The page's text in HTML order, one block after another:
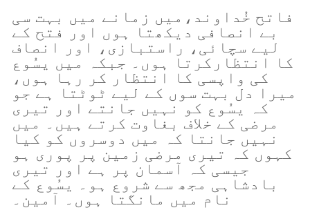
فاتح خُداوند،میں زمانے میں بہت سی
بے انصافی دیکھتا ہوں اور فتح کے
لیے سچائی، راستبازی، اور انصاف
کا انتظارکرتا ہوں۔ جبکہ میں یسُوع
کی واپسی کا انتظار کر رہا ہوں،
میرا دل بہت سوں کے لیے ٹوٹتا ہے جو
کہ یسُوع کو نہیں جانتے اور تیری
مرضی کے خلاف بغاوت کرتے ہیں۔ میں
نہیں جانتا کہ میں دوسروں کو کیا
کہوں کہ تیری مرضی زمین پر پوری ہو
جیسی کہ آسمان پر ہے اور تیری
بادشاہی مجھ سے شروع ہو۔ یسُوع کے
نام میں مانگتا ہوں۔ آمین۔